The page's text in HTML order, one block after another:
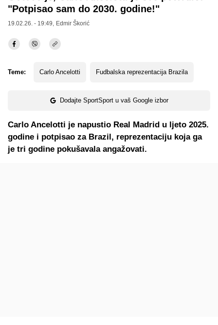
"Potpisao sam do 2030. godine!"
19.02.26. - 19:49, Edmir Škorić
Teme: Carlo Ancelotti Fudbalska reprezentacija Brazila
Dodajte SportSport u vaš Google izbor
Carlo Ancelotti je napustio Real Madrid u ljeto 2025.
godine i potpisao za Brazil, reprezentaciju koja ga
je tri godine pokušavala angažovati.